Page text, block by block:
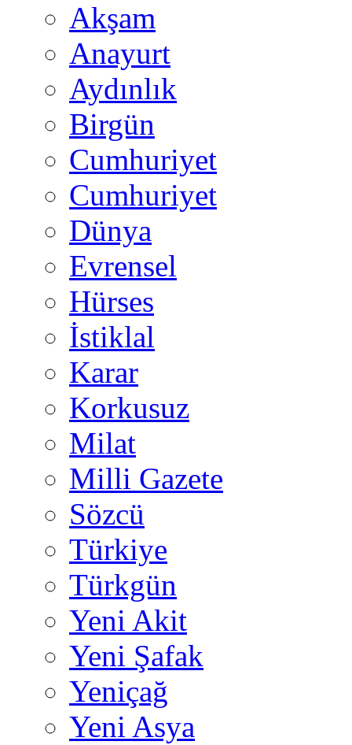
Akşam
Anayurt
Aydınlık
Birgün
Cumhuriyet
Cumhuriyet
Dünya
Evrensel
Hürses
İstiklal
Karar
Korkusuz
Milat
Milli Gazete
Sözcü
Türkiye
Türkgün
Yeni Akit
Yeni Şafak
Yeniçağ
Yeni Asya